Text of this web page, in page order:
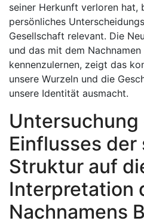
seiner Herkunft verloren hat,
persönliches
Gesellschaft relevant. Die
und das mit dem
kennenzulernen, zeigt das
unsere Wurzeln und die
unsere Identität ausmacht.
Untersuchung
Einflusses der
Struktur auf
Interpretation
Nachnamens